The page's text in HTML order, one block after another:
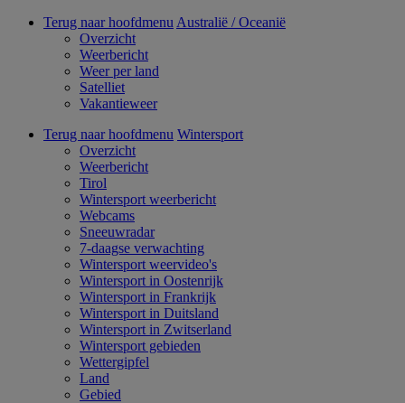
Terug naar hoofdmenu Australië / Oceanië
Overzicht
Weerbericht
Weer per land
Satelliet
Vakantieweer
Terug naar hoofdmenu Wintersport
Overzicht
Weerbericht
Tirol
Wintersport weerbericht
Webcams
Sneeuwradar
7-daagse verwachting
Wintersport weervideo's
Wintersport in Oostenrijk
Wintersport in Frankrijk
Wintersport in Duitsland
Wintersport in Zwitserland
Wintersport gebieden
Wettergipfel
Land
Gebied